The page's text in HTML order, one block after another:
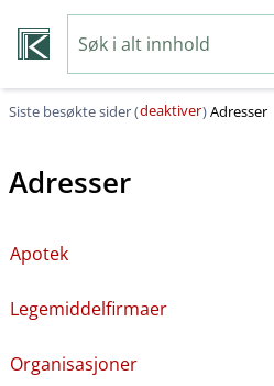
Siste besøkte sider (deaktiver)Adresser
Adresser
Apotek
Legemiddelfirmaer
Organisasjoner